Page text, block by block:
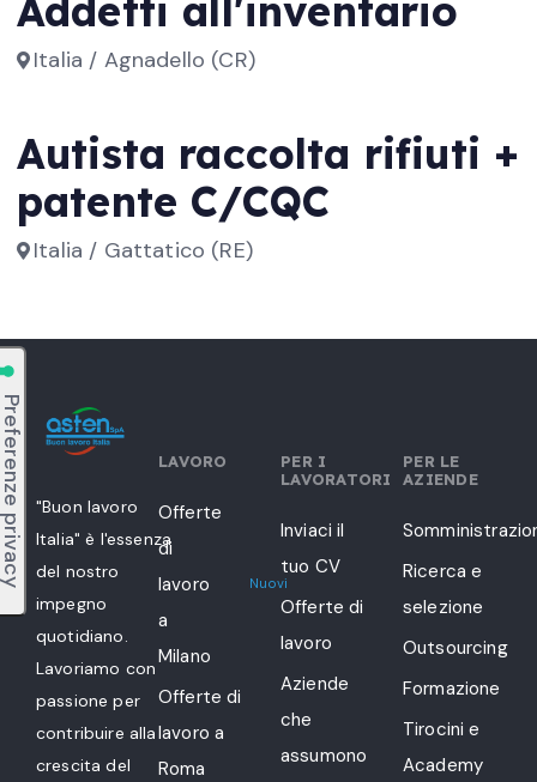
Addetti all'inventario
Italia / Agnadello (CR)
Autista raccolta rifiuti +
patente C/CQC
Italia / Gattatico (RE)
"Buon lavoro
Italia" è l'essenza
del nostro
impegno
quotidiano.
Lavoriamo con
passione per
contribuire alla
crescita del
LAVORO
Offerte
di
lavoro
a
Milano
Nuovi
Offerte di
lavoro a
Roma
PER I
LAVORATORI
Inviaci il
tuo CV
Offerte di
lavoro
Aziende
che
assumono
PER LE
AZIENDE
Ricerca e
selezione
Outsourcing
Formazione
Tirocini e
Academy